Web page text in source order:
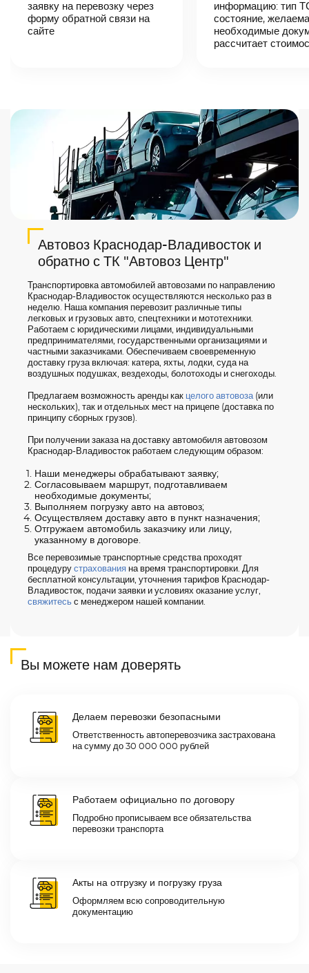
вами,
согласует
детали
автоперевозки,
заявку на перевозку через
форму обратной связи на
сайте
информацию: тип
состояние,
необходимые
рассчитает
Автовоз Краснодар-Владивосток и
обратно с ТК "Автовоз Центр"
Транспортировка автомобилей автовозами по направлению
Краснодар-Владивосток осуществляются несколько раз в
неделю. Наша компания перевозит различные типы
легковых и грузовых авто, спецтехники и мототехники.
Работаем с юридическими лицами, индивидуальными
предпринимателями, государственными организациями и
частными заказчиками. Обеспечиваем своевременную
доставку груза включая: катера, яхты, лодки, суда на
воздушных подушках, вездеходы, болотоходы и снегоходы.
Предлагаем возможность аренды как целого автовоза(или
нескольких), так и отдельных мест на прицепе (доставка по
принципу сборных грузов).
При получении заказа на доставку автомобиля автовозом
Краснодар-Владивосток работаем следующим образом:
Наши менеджеры обрабатывают заявку;
Согласовываем маршрут, подготавливаем
необходимые документы;
Выполняем погрузку авто на автовоз;
Осуществляем доставку авто в пункт назначения;
Отгружаем автомобиль заказчику или лицу,
указанному в договоре.
Все перевозимые транспортные средства проходят
процедуру страхования на время транспортировки. Для
бесплатной консультации, уточнения тарифов Краснодар-
Владивосток, подачи заявки и условиях оказание услуг,
свяжитесь с менеджером нашей компании.
Вы можете нам доверять
Делаем перевозки безопасными
Ответственность автоперевозчика застрахована
на сумму до 30 000 000 рублей
Работаем официально по договору
Подробно прописываем все обязательства
перевозки транспорта
Акты на отгрузку и погрузку груза
Оформляем всю сопроводительную
документацию